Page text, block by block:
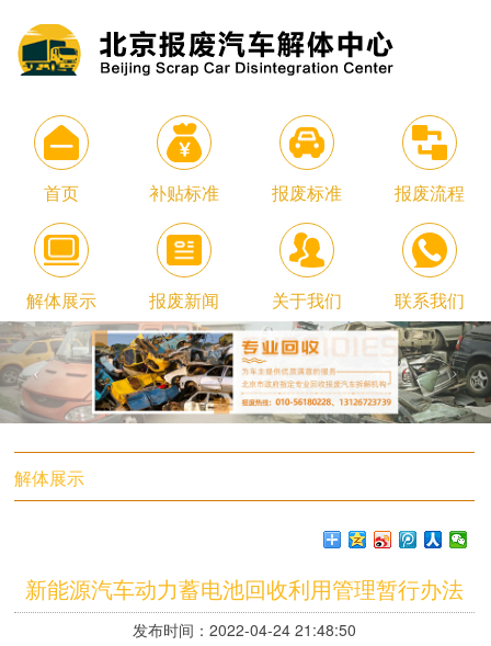
首页 补贴标准 报废标准 报废流程
解体展示 报废新闻 关于我们 联系我们
解体展示
新能源汽车动力蓄电池回收利用管理暂行办法
发布时间：2022-04-24 21:48:50